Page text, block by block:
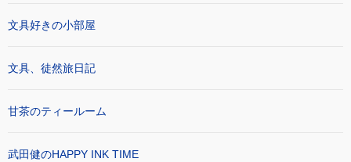
文具好きの小部屋
文具、徒然旅日記
甘茶のティールーム
武田健のHAPPY INK TIME